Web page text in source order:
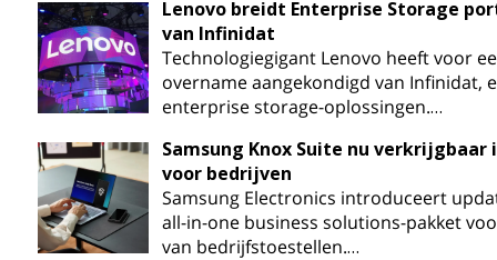
Lenovo breidt Enterprise Storage
van Infinidat
Technologiegigant Lenovo heeft voor
overname aangekondigd van Infinidat,
enterprise storage-oplossingen.…
Samsung Knox Suite nu
voor bedrijven
Samsung Electronics introduceert
all-in-one business solutions-pakket
van bedrijfstoestellen.…